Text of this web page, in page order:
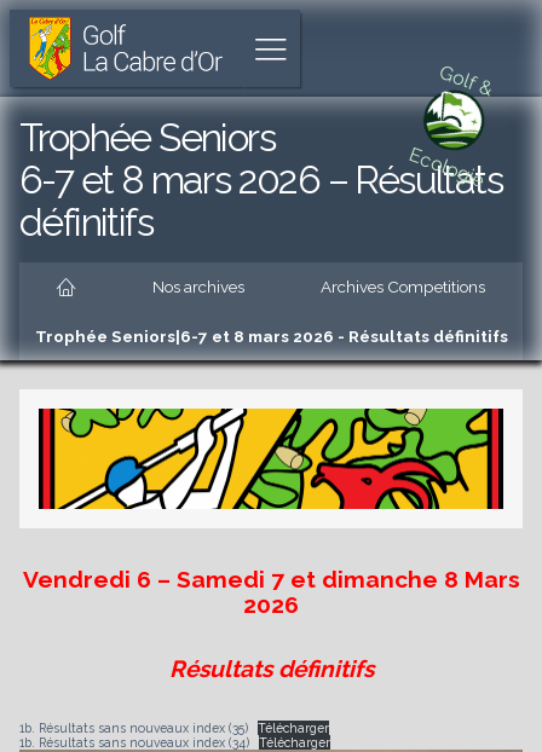
Golf &
Ecologie
Golf
La
Cabre
d'Or
Parcours
de
trous
unique
Cabriès
Aller
l'accueil
Aller
au
menu
principal
Aller
au
principal
au
pied
de
page
Afficher
le
menu
Nos archives Archives Competitions
Trophée Seniors|6-7 et 8 mars 2026 - Résultats définitifs
Trophée Seniors
6-7 et 8 mars 2026 – Résultats
définitifs
Vendredi 6 – Samedi 7 et dimanche 8 Mars
2026
Résultats définitifs
1b. Résultats sans nouveaux index (35)
Télécharger
1b. Résultats sans nouveaux index (34)
Télécharger